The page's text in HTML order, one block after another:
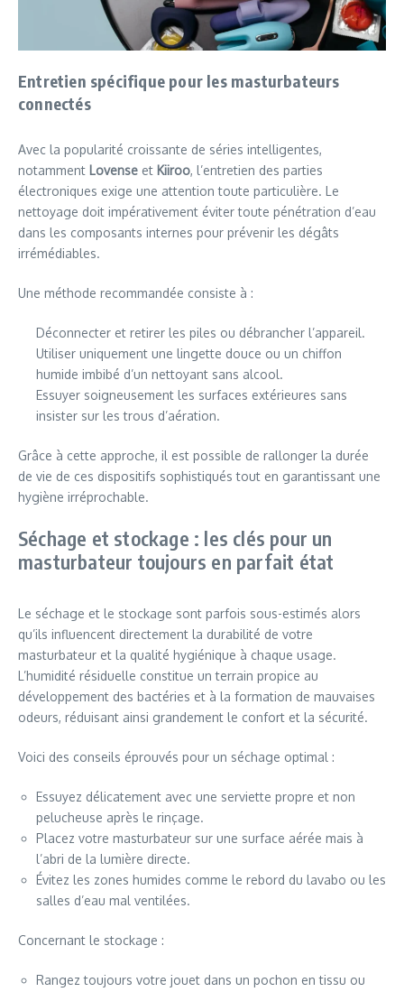
Entretien spécifique pour les masturbateurs
connectés
Avec la popularité croissante de séries intelligentes,
notamment Lovense et Kiiroo, l’entretien des parties
électroniques exige une attention toute particulière. Le
nettoyage doit impérativement éviter toute pénétration d’eau
dans les composants internes pour prévenir les dégâts
irrémédiables.
Une méthode recommandée consiste à :
Déconnecter et retirer les piles ou débrancher l’appareil.
Utiliser uniquement une lingette douce ou un chiffon
humide imbibé d’un nettoyant sans alcool.
Essuyer soigneusement les surfaces extérieures sans
insister sur les trous d’aération.
Grâce à cette approche, il est possible de rallonger la durée
de vie de ces dispositifs sophistiqués tout en garantissant une
hygiène irréprochable.
Séchage et stockage : les clés pour un
masturbateur toujours en parfait état
Le séchage et le stockage sont parfois sous-estimés alors
qu’ils influencent directement la durabilité de votre
masturbateur et la qualité hygiénique à chaque usage.
L’humidité résiduelle constitue un terrain propice au
développement des bactéries et à la formation de mauvaises
odeurs, réduisant ainsi grandement le confort et la sécurité.
Voici des conseils éprouvés pour un séchage optimal :
Essuyez délicatement avec une serviette propre et non
pelucheuse après le rinçage.
Placez votre masturbateur sur une surface aérée mais à
l’abri de la lumière directe.
Évitez les zones humides comme le rebord du lavabo ou les
salles d’eau mal ventilées.
Concernant le stockage :
Rangez toujours votre jouet dans un pochon en tissu ou